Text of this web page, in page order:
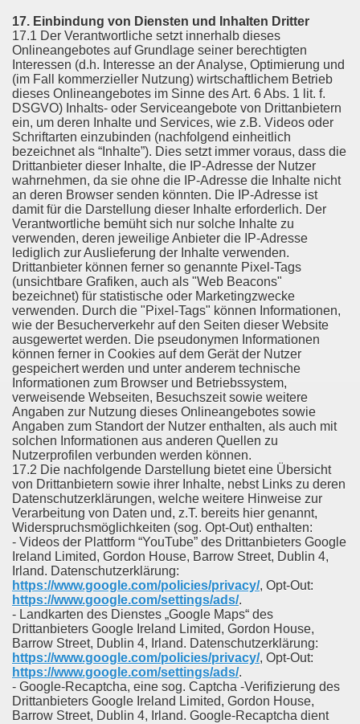
17. Einbindung von Diensten und Inhalten Dritter
17.1 Der Verantwortliche setzt innerhalb dieses
Onlineangebotes auf Grundlage seiner berechtigten
Interessen (d.h. Interesse an der Analyse, Optimierung und
(im Fall kommerzieller Nutzung) wirtschaftlichem Betrieb
dieses Onlineangebotes im Sinne des Art. 6 Abs. 1 lit. f.
DSGVO) Inhalts- oder Serviceangebote von Drittanbietern
ein, um deren Inhalte und Services, wie z.B. Videos oder
Schriftarten einzubinden (nachfolgend einheitlich
bezeichnet als “Inhalte”). Dies setzt immer voraus, dass die
Drittanbieter dieser Inhalte, die IP-Adresse der Nutzer
wahrnehmen, da sie ohne die IP-Adresse die Inhalte nicht
an deren Browser senden könnten. Die IP-Adresse ist
damit für die Darstellung dieser Inhalte erforderlich. Der
Verantwortliche bemüht sich nur solche Inhalte zu
verwenden, deren jeweilige Anbieter die IP-Adresse
lediglich zur Auslieferung der Inhalte verwenden.
Drittanbieter können ferner so genannte Pixel-Tags
(unsichtbare Grafiken, auch als "Web Beacons"
bezeichnet) für statistische oder Marketingzwecke
verwenden. Durch die "Pixel-Tags" können Informationen,
wie der Besucherverkehr auf den Seiten dieser Website
ausgewertet werden. Die pseudonymen Informationen
können ferner in Cookies auf dem Gerät der Nutzer
gespeichert werden und unter anderem technische
Informationen zum Browser und Betriebssystem,
verweisende Webseiten, Besuchszeit sowie weitere
Angaben zur Nutzung dieses Onlineangebotes sowie
Angaben zum Standort der Nutzer enthalten, als auch mit
solchen Informationen aus anderen Quellen zu
Nutzerprofilen verbunden werden können.
17.2 Die nachfolgende Darstellung bietet eine Übersicht
von Drittanbietern sowie ihrer Inhalte, nebst Links zu deren
Datenschutzerklärungen, welche weitere Hinweise zur
Verarbeitung von Daten und, z.T. bereits hier genannt,
Widerspruchsmöglichkeiten (sog. Opt-Out) enthalten:
- Videos der Plattform “YouTube” des Drittanbieters Google
Ireland Limited, Gordon House, Barrow Street, Dublin 4,
Irland. Datenschutzerklärung:
https://www.google.com/policies/privacy/, Opt-Out:
https://www.google.com/settings/ads/.
- Landkarten des Dienstes „Google Maps“ des
Drittanbieters Google Ireland Limited, Gordon House,
Barrow Street, Dublin 4, Irland. Datenschutzerklärung:
https://www.google.com/policies/privacy/, Opt-Out:
https://www.google.com/settings/ads/.
- Google-Recaptcha, eine sog. Captcha -Verifizierung des
Drittanbieters Google Ireland Limited, Gordon House,
Barrow Street, Dublin 4, Irland. Google-Recaptcha dient